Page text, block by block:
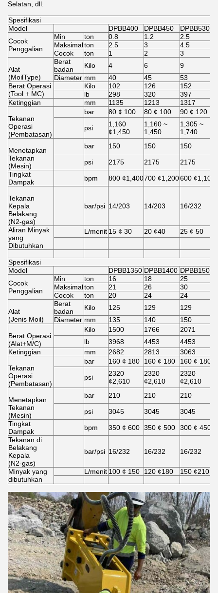
Selatan, dll.
Spesifikasi
Model
DPBB400 DPBB450 DPBB530
Cocok
Penggalian
Min ton 0.8 1.2 2.5
Maksimalton 2.5 3 4.5
Cocok
ton 1 2 3
Alat
(MoilType)
Berat
badan
Kilo 4 6 9
Diameter mm 40 45 53
Berat Operasi
(Tool + MC)
Kilo 102 126 152
lb
298 320 397
Ketinggian
mm 1135 1213 1317
Tekanan
Operasi
(Pembatasan)
bar 80 ¢ 100 80 ¢ 100 90 ¢ 120
psi
1,160
¢1,450
1,160 ~
1,450
1,305 ~
1,740
Menetapkan
Tekanan
(Mesin)
bar 150 150 150
psi 2175 2175 2175
Tingkat
Dampak
bpm 800 ¢1,400700 ¢1,200600 ¢1,100
Tekanan
Kepala
Belakang
(N2-gas)
bar/psi 14/203 14/203 16/232
Aliran Minyak
yang
Dibutuhkan
L/menit 15 ¢ 30 20 ¢40 25 ¢ 50
Spesifikasi
Model
DPBB1350 DPBB1400 DPBB1500
Cocok
Penggalian
Min ton 16 18 25
Maksimalton 21 26 30
Cocok
ton 20 24 24
Alat
(Jenis Moil)
Berat
badan
Kilo 125 129 129
Diameter mm 135 140 150
Berat Operasi
(Alat+M/C)
Kilo 1500 1766 2071
lb
3968 4453 4453
Ketinggian
mm 2682 2813 3063
Tekanan
Operasi
(Pembatasan)
bar 160 ¢ 180 160 ¢ 180 160 ¢ 180
psi
2320
¢2,610
2320
¢2,610
2320
¢2,610
Menetapkan
Tekanan
(Mesin)
bar 210 210 210
psi 3045 3045 3045
Tingkat
Dampak
bpm 350 ¢ 600 350 ¢ 500 300 ¢ 450
Tekanan di
Belakang
Kepala
(N2-gas)
bar/psi 16/232 16/232 16/232
Minyak yang
dibutuhkan
L/menit 100 ¢ 150 120 ¢180 150 ¢210